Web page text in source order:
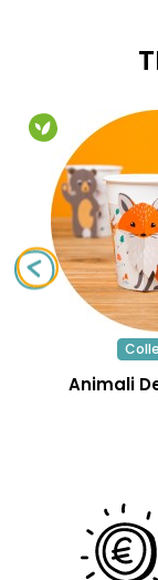
Animali